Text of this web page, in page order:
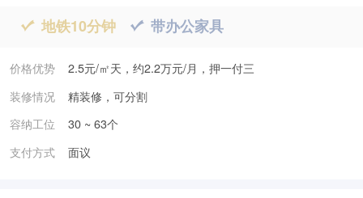
 地铁10分钟  带办公家具
价格优势
2.5元/㎡天，约2.2万元/月，押一付三
装修情况
精装修，可分割
容纳工位
30 ~ 63个
支付方式
面议